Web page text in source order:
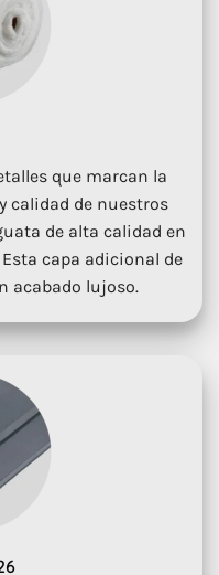
que marcan la
calidad de nuestros
de alta calidad en
capa adicional de
acabado lujoso.